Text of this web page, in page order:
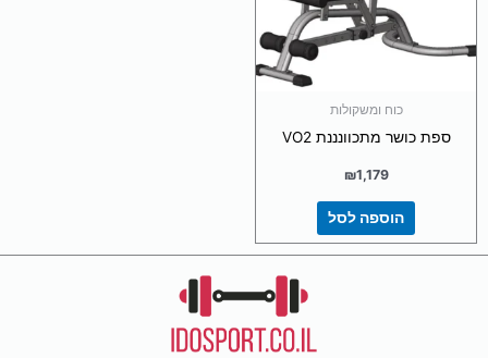
כוח ומשקולות
ספת כושר מתכוונננת VO2
₪1,179
הוספה לסל